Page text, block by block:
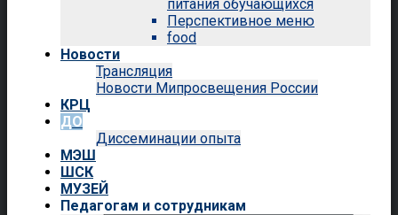
питания обучающихся
Перспективное меню
food
Новости
Трансляция
Новости Мипросвещения России
КРЦ
ДО
Диссеминации опыта
МЭШ
ШСК
МУЗЕЙ
Педагогам и сотрудникам